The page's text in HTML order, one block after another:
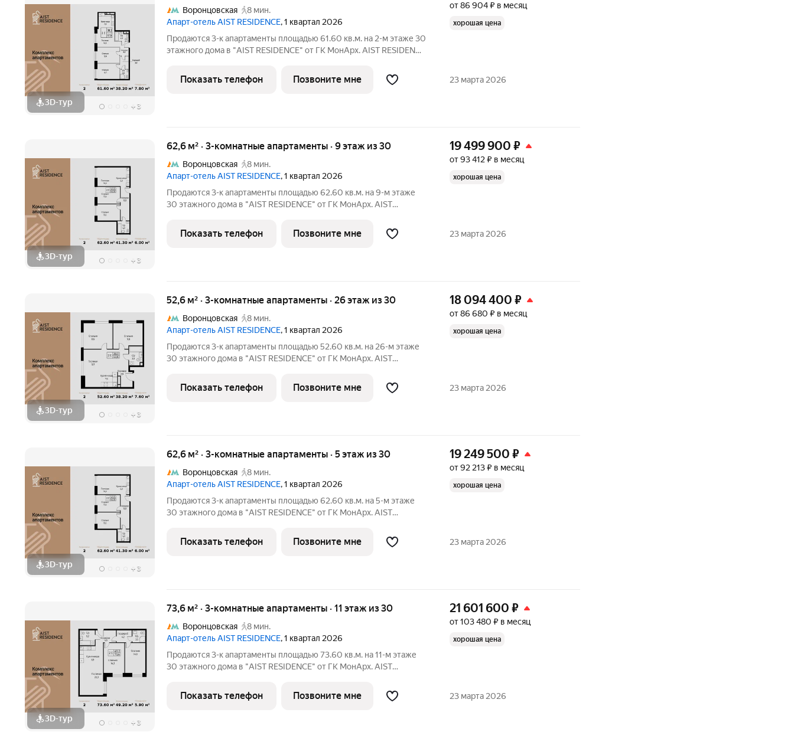
3D-тур + 3
Воронцовская
8 мин.
Апарт-отель AIST RESIDENCE, 1 квартал 2026
Продаются 3-к апартаменты площадью 61.60 кв.м. на 2-м этаже 30
этажного дома в "AIST RESIDENCE" от ГК МонАрх. AIST RESIDENCE
между динамичной городской жизнью и отдыхом на природе.
от 86 904 ₽ в месяц
хорошая цена
Показать телефон Позвоните мне 23 марта 2026
3D-тур + 3
62,6 м² · 3-комнатные апартаменты · 9 этаж из 30
Воронцовская
8 мин.
Апарт-отель AIST RESIDENCE, 1 квартал 2026
Продаются 3-к апартаменты площадью 62.60 кв.м. на 9-м этаже
30 этажного дома в "AIST RESIDENCE" от ГК МонАрх. AIST
гармонии между динамичной городской жизнью и отдыхом на
природе.
19 499 900 ₽
от 93 412 ₽ в месяц
хорошая цена
Показать телефон Позвоните мне 23 марта 2026
3D-тур + 3
52,6 м² · 3-комнатные апартаменты · 26 этаж из 30
Воронцовская
8 мин.
Апарт-отель AIST RESIDENCE, 1 квартал 2026
Продаются 3-к апартаменты площадью 52.60 кв.м. на 26-м этаже
30 этажного дома в "AIST RESIDENCE" от ГК МонАрх. AIST
гармонии между динамичной городской жизнью и отдыхом на
природе.
18 094 400 ₽
от 86 680 ₽ в месяц
хорошая цена
Показать телефон Позвоните мне 23 марта 2026
3D-тур + 3
62,6 м² · 3-комнатные апартаменты · 5 этаж из 30
Воронцовская
8 мин.
Апарт-отель AIST RESIDENCE, 1 квартал 2026
Продаются 3-к апартаменты площадью 62.60 кв.м. на 5-м этаже
30 этажного дома в "AIST RESIDENCE" от ГК МонАрх. AIST
гармонии между динамичной городской жизнью и отдыхом на
природе.
19 249 500 ₽
от 92 213 ₽ в месяц
хорошая цена
Показать телефон Позвоните мне 23 марта 2026
3D-тур + 3
73,6 м² · 3-комнатные апартаменты · 11 этаж из 30
Воронцовская
8 мин.
Апарт-отель AIST RESIDENCE, 1 квартал 2026
Продаются 3-к апартаменты площадью 73.60 кв.м. на 11-м этаже
30 этажного дома в "AIST RESIDENCE" от ГК МонАрх. AIST
гармонии между динамичной городской жизнью и отдыхом на
природе.
21 601 600 ₽
от 103 480 ₽ в месяц
хорошая цена
Показать телефон Позвоните мне 23 марта 2026